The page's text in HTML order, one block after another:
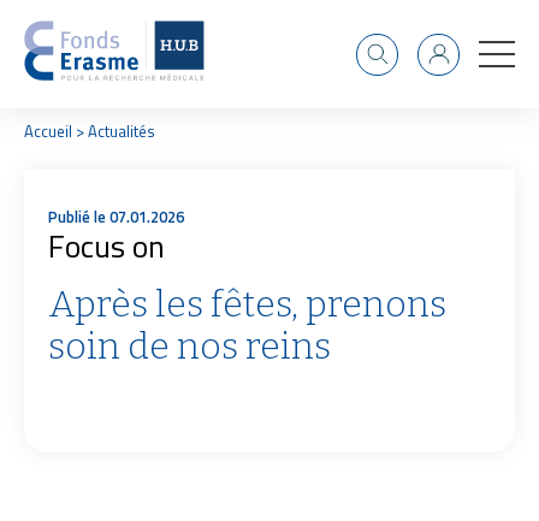
RechercheIdentifiant
F
Accueil Actualités
Publié le 07.01.2026
Après les fêtes, prenons
soin de nos reins
Focus on